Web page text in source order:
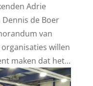
Adrie
de Boer
van
organisaties willen
maken dat het...